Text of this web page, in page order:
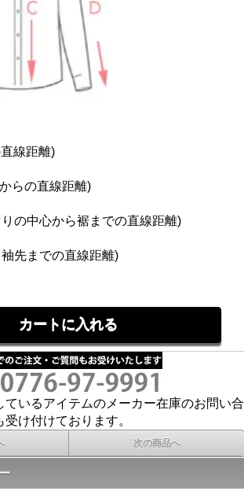
線距離)
らの直線距離)
の中心から裾までの直線距離)
先までの直線距離)
ているアイテムのメーカー在庫のお問い合
受け付けております。
次の商品へ